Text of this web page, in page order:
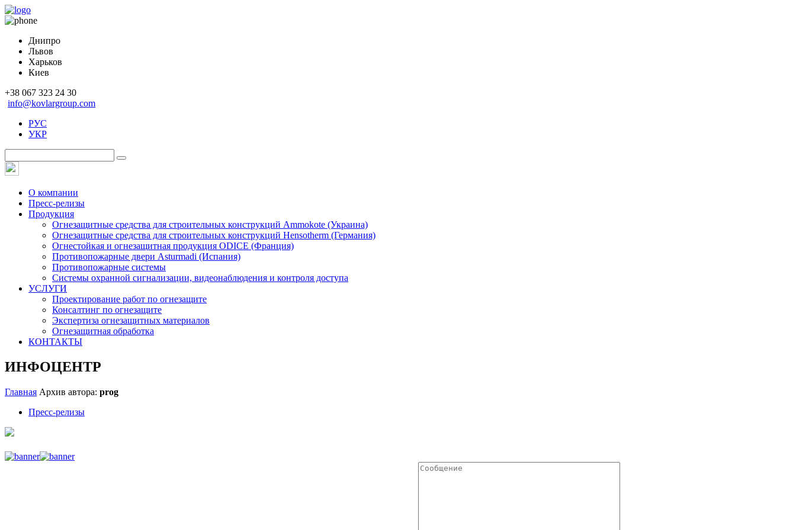
Днипро
Львов
Харьков
Киев
+38 067 323 24 30
info@kovlargroup.com
РУС
УКР
О компании
Пресс-релизы
Продукция
Огнезащитные средства для строительных конструкций Ammokote (Украина)
Огнезащитные средства для строительных конструкций Hensotherm (Германия)
Огнестойкая и огнезащитная продукция ODICE (Франция)
Противопожарные двери Asturmadi (Испания)
Противопожарные системы
Системы охранной сигнализации, видеонаблюдения и контроля доступа
УСЛУГИ
Проектирование работ по огнезащите
Консалтинг по огнезащите
Экспертиза огнезащитных материалов
Огнезащитная обработка
КОНТАКТЫ
ИНФОЦЕНТР
Главная Архив автора: prog
Пресс-релизы